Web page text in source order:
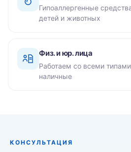
Гипоаллергенные
детей и животных
Физ. и юр. лица
Работаем со всеми
наличные
КОНСУЛЬТАЦИЯ